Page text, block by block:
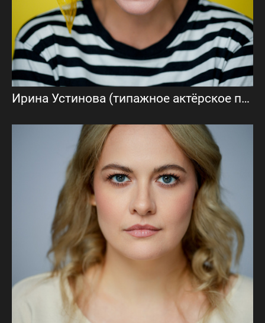
Ирина Устинова (типажное актёрское портфолио)